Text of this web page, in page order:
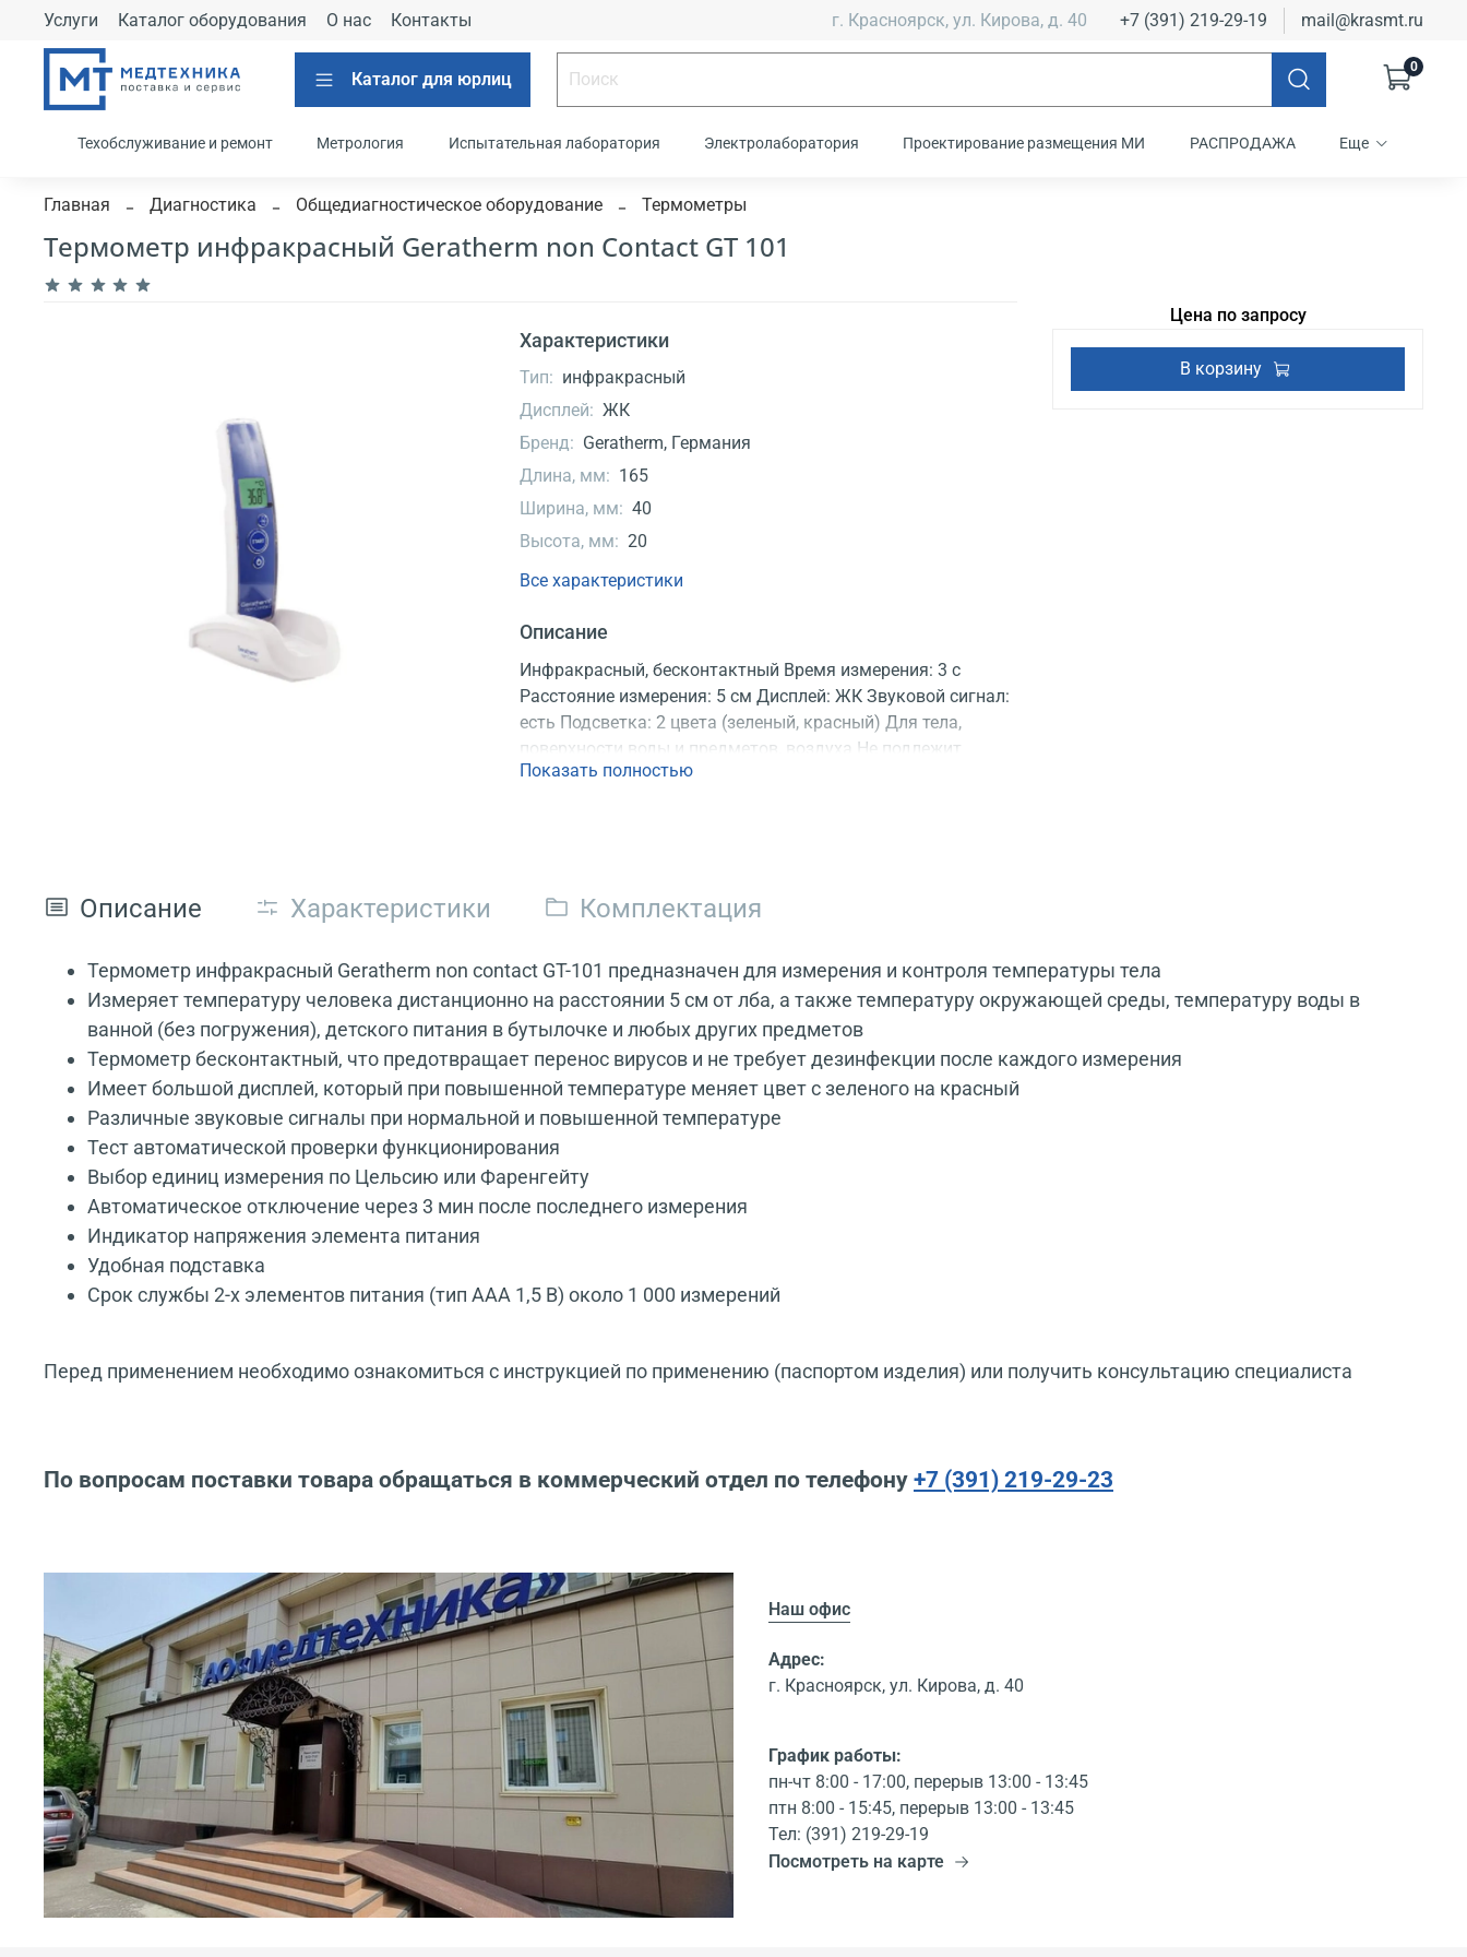
Услуги Каталог оборудования О нас Контакты г. Красноярск, ул. Кирова, д. 40 +7 (391) 219-29-19 mail@krasmt.ru
Каталог для юрлиц
0
Техобслуживание и ремонт Метрология Испытательная лаборатория Электролаборатория Проектирование размещения МИ РАСПРОДАЖА Еще
Главная Диагностика Общедиагностическое оборудование Термометры
Термометр инфракрасный Geratherm non Contact GT 101
Характеристики
Тип: инфракрасный
Дисплей: ЖК
Бренд: Geratherm, Германия
Длина, мм: 165
Ширина, мм: 40
Высота, мм: 20
Все характеристики
Описание
Инфракрасный, бесконтактный Время измерения: 3 с
Расстояние измерения: 5 см Дисплей: ЖК Звуковой сигнал:
есть Подсветка: 2 цвета (зеленый, красный) Для тела,
поверхности воды и предметов, воздуха Не подлежит
обязательной поверке Регистрационное удостоверение
Показать полностью
Цена по запросу
В корзину
Описание Характеристики Комплектация
Термометр инфракрасный Geratherm non contact GT-101 предназначен для измерения и контроля температуры тела
Измеряет температуру человека дистанционно на расстоянии 5 см от лба, а также температуру окружающей среды, температуру воды в
ванной (без погружения), детского питания в бутылочке и любых других предметов
Термометр бесконтактный, что предотвращает перенос вирусов и не требует дезинфекции после каждого измерения
Имеет большой дисплей, который при повышенной температуре меняет цвет с зеленого на красный
Различные звуковые сигналы при нормальной и повышенной температуре
Тест автоматической проверки функционирования
Выбор единиц измерения по Цельсию или Фаренгейту
Автоматическое отключение через 3 мин после последнего измерения
Индикатор напряжения элемента питания
Удобная подставка
Срок службы 2-х элементов питания (тип ААА 1,5 В) около 1 000 измерений
Перед применением необходимо ознакомиться с инструкцией по применению (паспортом изделия) или получить консультацию специалиста
По вопросам поставки товара обращаться в коммерческий отдел по телефону +7 (391) 219-29-23
Наш офис
Адрес:
г. Красноярск, ул. Кирова, д. 40
График работы:
пн-чт 8:00 - 17:00, перерыв 13:00 - 13:45
птн 8:00 - 15:45, перерыв 13:00 - 13:45
Тел: (391) 219-29-19
Посмотреть на карте